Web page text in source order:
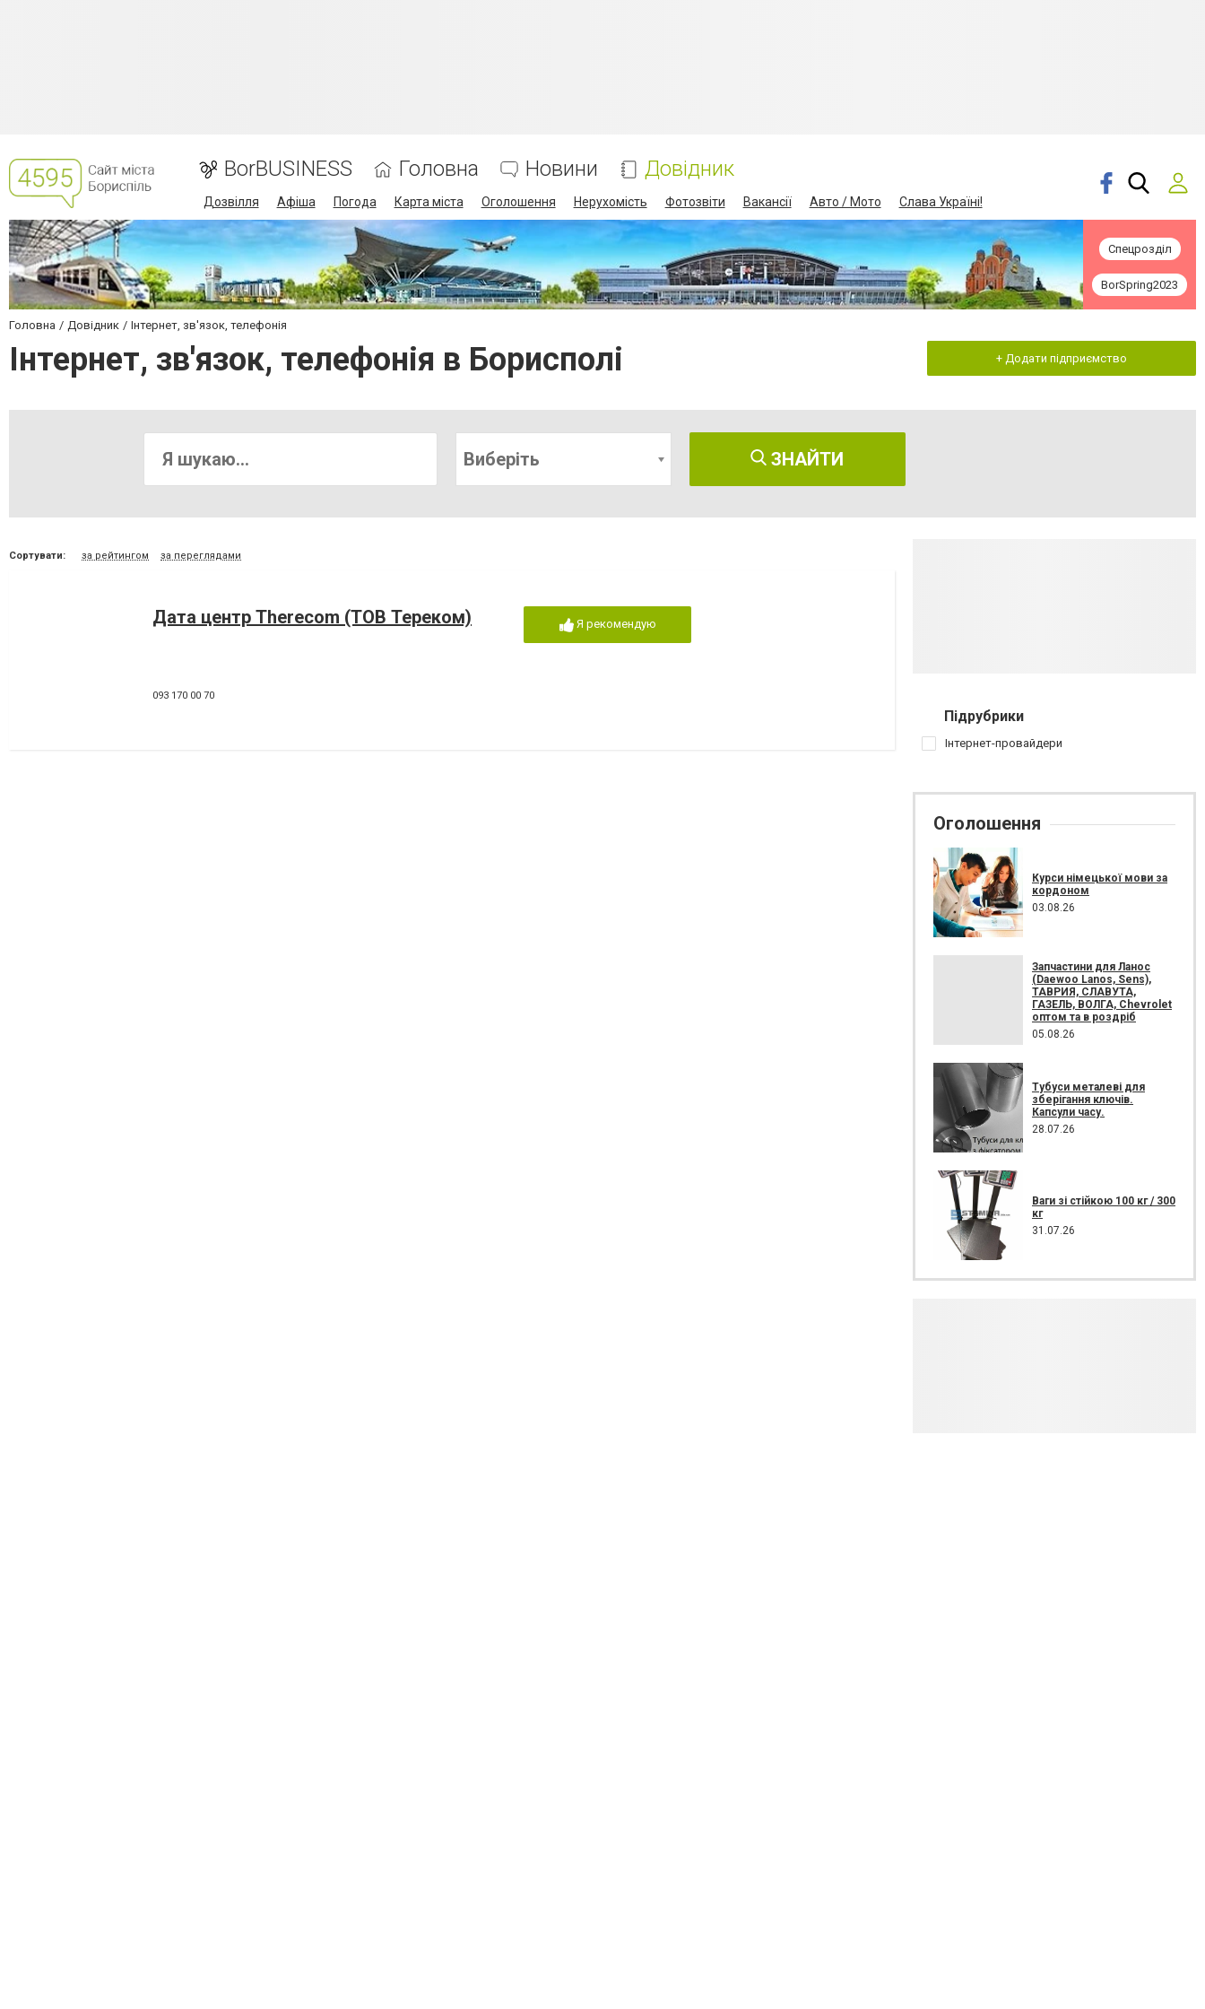
BorBUSINESS Головна Новини Довідник
Дозвілля Афіша Погода Карта міста Оголошення Нерухомість Фотозвіти Вакансії Авто / Мото Слава Україні!
Спецрозділ
BorSpring2023
Головна Довідник Інтернет, зв'язок, телефонія
Інтернет, зв'язок, телефонія в Борисполі + Додати підприємство
Виберіть ЗНАЙТИ
Сортувати: за рейтингом за переглядами
Дата центр Therecom (ТОВ Тереком)
093 170 00 70
Я рекомендую
Підрубрики
Інтернет-провайдери
Оголошення
Курси німецької мови за
кордоном
03.08.26
Запчастини для Ланос
(Daewoo Lanos, Sens),
ТАВРИЯ, СЛАВУТА,
ГАЗЕЛЬ, ВОЛГА, Chevrolet
оптом та в роздріб
05.08.26
Тубуси металеві для
зберігання ключів.
Капсули часу.
28.07.26
Ваги зі стійкою 100 кг / 300
кг
31.07.26